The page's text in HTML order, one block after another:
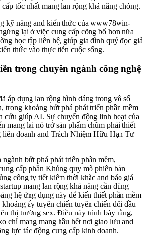
tốc nhất mang lan rộng khả năng chóng.
kỹ năng and kiến thức của www78win-
lại ở việc cung cấp công bố hơn nữa
học tập liên hệ, giúp gia đình quý đọc giả
thức vào thực tiễn cuộc sống.
trong chuyên ngành công nghệ
áp dụng lan rộng hình dáng trong vô số
trong khoảng bứt phá phát triển phần mềm
cứu giúp AI. Sự chuyển động linh hoạt của
mang lại nó trở sản phẩm chũm phải thiết
liên doanh and Trách Nhiệm Hữu Hạn Tư
bứt phá phát triển phần mềm,
cấp phần Khủng quy mô phiên bản
công ty tiết kiệm thời khắc and báo giá
mang lan rộng khả năng cần dùng
hệ ứng dụng này để kiến thiết phần mềm
ấy tuyên chiến tuyên chiến đối đầu
thị trường sex. Điều này trình bày rằng,
chỉ mang mang hầu hết nơi giao lưu and
lực tác động cung cấp kinh doanh.